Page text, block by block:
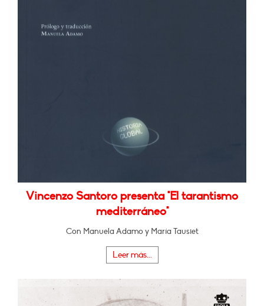
Vincenzo Santoro presenta "El tarantismo
mediterráneo"
Con Manuela Adamo y María Tausiet
Leer más...